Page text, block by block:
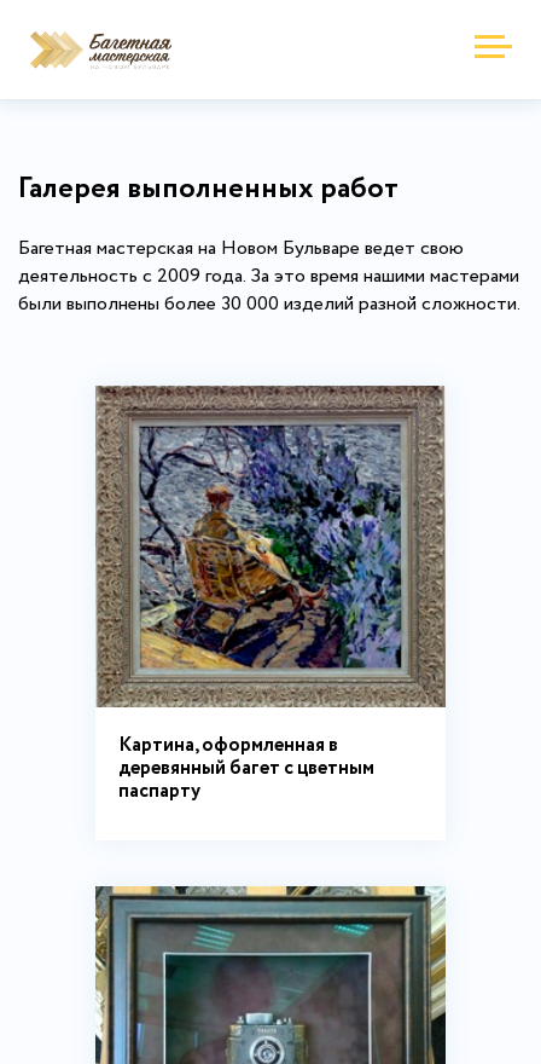
Галерея выполненных работ
Багетная мастерская на Новом Бульваре ведет свою
деятельность с 2009 года. За это время нашими мастерами
были выполнены более 30 000 изделий разной сложности.
Картина, оформленная в
деревянный багет с цветным
паспарту